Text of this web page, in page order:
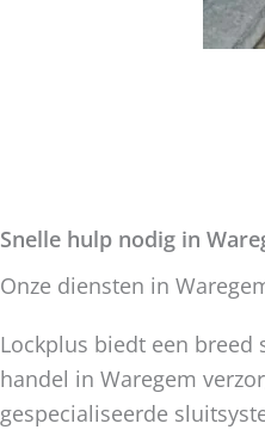
Snelle hulp nodig in
Onze diensten in
Lockplus biedt een breed
handel in Waregem
gespecialiseerde